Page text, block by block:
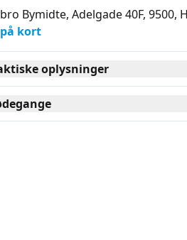
Bymidte, Adelgade 40F, 9500,
på kort
oplysninger